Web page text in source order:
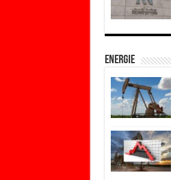
Energie